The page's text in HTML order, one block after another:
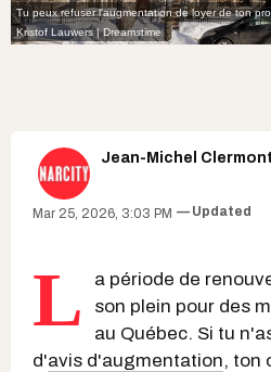
Tu peux refuser l'augmentation de loyer de ton
Kristof Lauwers | Dreamstime
Jean-Michel
Mar 25, 2026, 3:03 PM Updated
L
a période de
son plein pour des
au Québec. Si tu
d'avis d'augmentation, ton